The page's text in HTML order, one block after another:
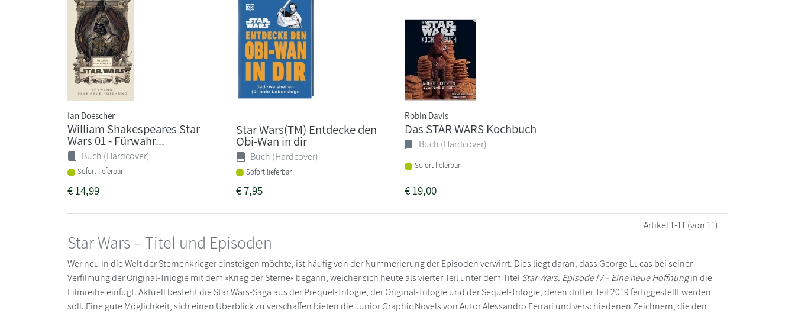
Ian Doescher
William Shakespeares Star
Wars 01 - Fürwahr...
Buch (Hardcover)
Sofort lieferbar
€14,99
Star Wars(TM) Entdecke den
Obi-Wan in dir
Buch (Hardcover)
Sofort lieferbar
€7,95
Robin Davis
Das STAR WARS Kochbuch
Buch (Hardcover)
Sofort lieferbar
€19,00
Artikel1-11(von 11)
Star Wars – Titel und Episoden
Wer neu in die Welt der Sternenkrieger einsteigen möchte, ist häufig von der Nummerierung der Episoden verwirrt. Dies liegt daran, dass George Lucas bei seiner
Verfilmung der Original-Trilogie mit dem »Krieg der Sterne« begann, welcher sich heute als vierter Teil unter dem Titel Star Wars: Episode IV – Eine neue Hoffnungin die
Filmreihe einfügt. Aktuell besteht die Star Wars-Saga aus der Prequel-Trilogie, der Original-Trilogie und der Sequel-Trilogie, deren dritter Teil 2019 fertiggestellt werden
soll. Eine gute Möglichkeit, sich einen Überblick zu verschaffen bieten die Junior Graphic Novels von Autor Alessandro Ferrari und verschiedenen Zeichnern, die den